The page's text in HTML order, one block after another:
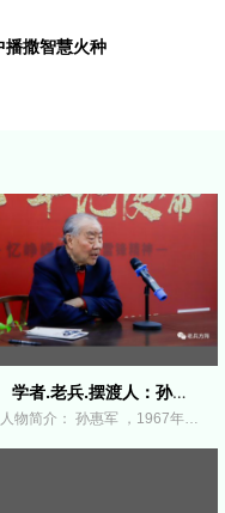
播撒智慧火种
学者.老兵.摆渡人：孙惠军教授与老兵方
人物简介： 孙惠军 ，1967年毕业自北京大学地质